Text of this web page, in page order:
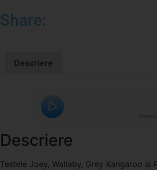
Share:
Descriere
Descriere
Testele Joey, Wallaby, Grey Kangaroo şi